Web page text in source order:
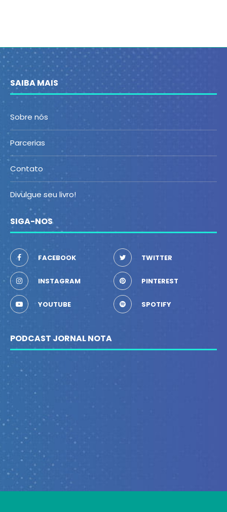
SAIBA MAIS
Sobre nós
Parcerias
Contato
Divulgue seu livro!
SIGA-NOS
FACEBOOK TWITTER
INSTAGRAM PINTEREST
YOUTUBE SPOTIFY
PODCAST JORNAL NOTA